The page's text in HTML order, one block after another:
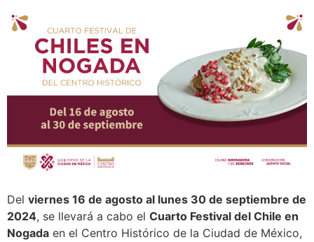
Del viernes 16 de agosto al lunes 30 de septiembre de
2024, se llevará a cabo el Cuarto Festival del Chile en
Nogada en el Centro Histórico de la Ciudad de México,